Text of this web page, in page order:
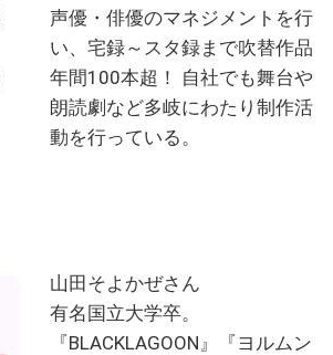
声優・俳優のマネジメントを行
い、宅録～スタ録まで吹替作品
年間100本超！ 自社でも舞台や
朗読劇など多岐にわたり制作活
動を行っている。
山田そよかぜさん
有名国立大学卒。
『BLACKLAGOON』『ヨルムン